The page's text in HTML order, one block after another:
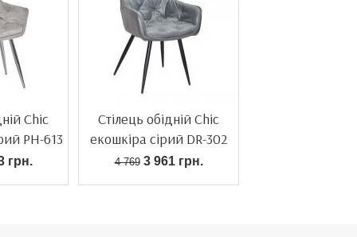
Chic
PH-613
грн.
Стілець обідній Chic
екошкіра сірий DR-302
4 7693 961 грн.